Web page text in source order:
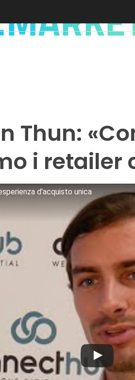
Thun:
i retailer
d'acquisto unica